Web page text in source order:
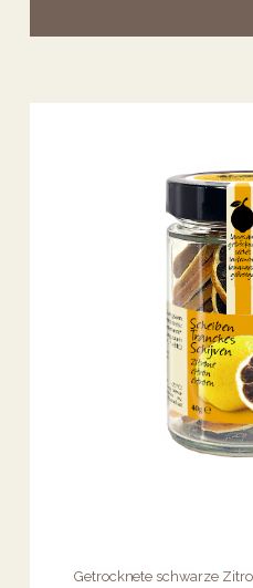
Getrocknete schwarze